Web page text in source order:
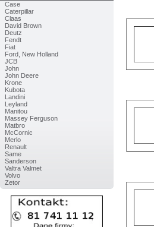
Case
Caterpillar
Claas
David Brown
Deutz
Fendt
Fiat
Ford, New Holland
JCB
John
John Deere
Krone
Kubota
Landini
Leyland
Manitou
Massey Ferguson
Matbro
McCornic
Merlo
Renault
Same
Sanderson
Valtra Valmet
Volvo
Zetor